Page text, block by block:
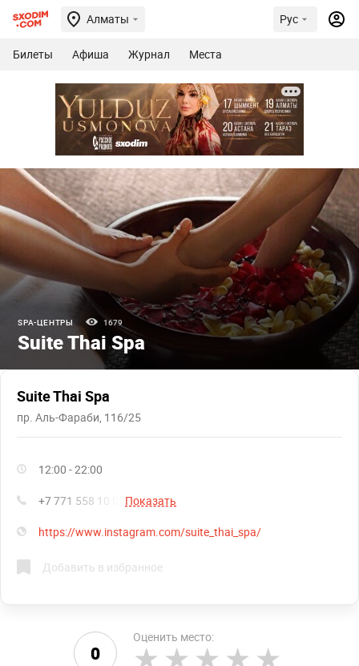
Алматы Рус
Билеты Афиша Журнал Места
SPA-ЦЕНТРЫ 1679
Suite Thai Spa
Suite Thai Spa
пр. Аль-Фараби, 116/25
12:00 - 22:00
+7 771 558 10 07 Показать
https://www.instagram.com/suite_thai_spa/
Добавить в избранное
0
Оценить место: